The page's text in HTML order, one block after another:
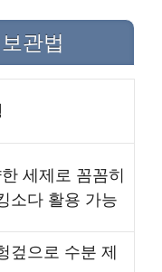
관법
세제로 꼼꼼히
소다 활용 가능
겊으로 수분 제